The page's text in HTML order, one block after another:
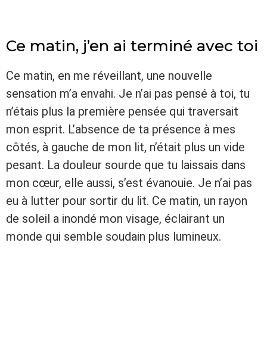
Ce matin, j’en ai terminé avec toi
Ce matin, en me réveillant, une nouvelle
sensation m’a envahi. Je n’ai pas pensé à toi, tu
n’étais plus la première pensée qui traversait
mon esprit. L’absence de ta présence à mes
côtés, à gauche de mon lit, n’était plus un vide
pesant. La douleur sourde que tu laissais dans
mon cœur, elle aussi, s’est évanouie. Je n’ai pas
eu à lutter pour sortir du lit. Ce matin, un rayon
de soleil a inondé mon visage, éclairant un
monde qui semble soudain plus lumineux.